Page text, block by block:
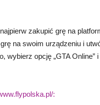
zakupić grę na
na swoim urządzeniu i
wybierz opcję „GTA
: